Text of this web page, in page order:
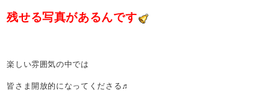
残せる写真があるんです
楽しい雰囲気の中では
皆さま開放的になってくださる♬